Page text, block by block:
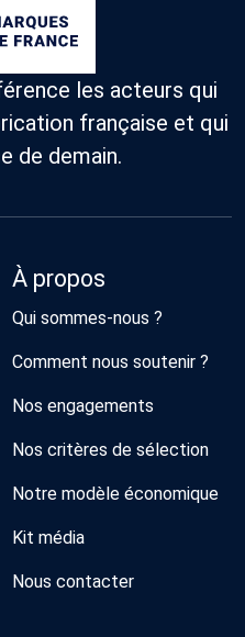
les acteurs qui
française et qui
de demain.
À propos
Qui sommes-nous ?
Comment nous soutenir ?
Nos engagements
Nos critères de sélection
Notre modèle économique
Kit média
Nous contacter